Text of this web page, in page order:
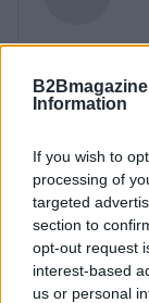
Information
If you wish to
processing of
targeted
section to
opt-out request
interest-based
us or personal